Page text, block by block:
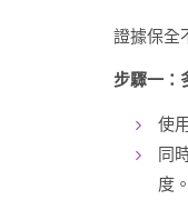
證據保全
步驟一：
使
同
度。